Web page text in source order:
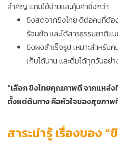
สำคัญ แถมใช้ง่ายและคุ้มค่ายิ่งกว่า
ขิงสดจากขิงไทย ดีต่อคนที่ต้อ
ร้อนชัด และได้สารธรรมชาติแ
ขิงผงสำเร็จรูป เหมาะสำหรับ
เก็บได้นาน และดื่มได้ทุกวันอย่
“เลือก ขิงไทยคุณภาพดี จากแหล่ง
ตั้งแต่ต้นทาง คือหัวใจของสุขภาพ
สาระน่ารู้ เรื่องของ